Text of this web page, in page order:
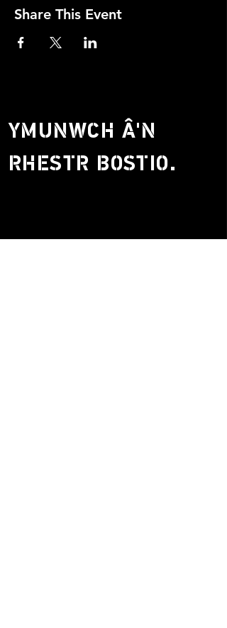
Share This Event
YMUNWCH Â'N
RHESTR BOSTIO.